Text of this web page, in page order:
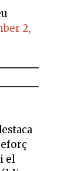
2,
el